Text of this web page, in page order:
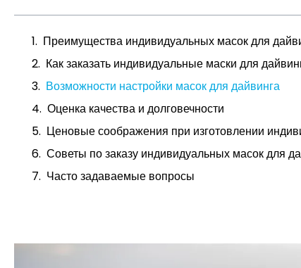
Преимущества индивидуальных масок для
Как заказать индивидуальные маски для
Возможности настройки масок для дайвинга
Оценка качества и долговечности
Ценовые соображения при изготовлении
Советы по заказу индивидуальных масок для
Часто задаваемые вопросы